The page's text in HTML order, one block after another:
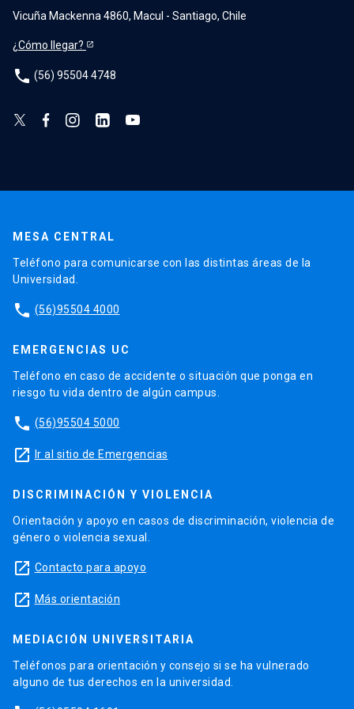
Vicuña Mackenna 4860, Macul - Santiago, Chile
¿Cómo llegar?
phone (56) 95504 4748
MESA CENTRAL
Teléfono para comunicarse con las distintas áreas de la
Universidad.
phone (56)95504 4000
EMERGENCIAS UC
Teléfono en caso de accidente o situación que ponga en
riesgo tu vida dentro de algún campus.
phone (56)95504 5000
launch Ir al sitio de Emergencias
DISCRIMINACIÓN Y VIOLENCIA
Orientación y apoyo en casos de discriminación, violencia de
género o violencia sexual.
launch Contacto para apoyo
launch Más orientación
MEDIACIÓN UNIVERSITARIA
Teléfonos para orientación y consejo si se ha vulnerado
alguno de tus derechos en la universidad.